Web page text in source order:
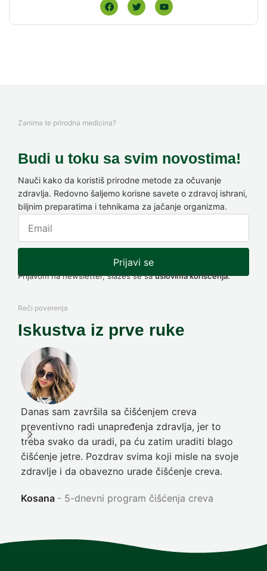
Zanima te prirodna medicina?
Budi u toku sa svim novostima!
Nauči kako da koristiš prirodne metode za očuvanje
zdravlja. Redovno šaljemo korisne savete o zdravoj ishrani,
biljnim preparatima i tehnikama za jačanje organizma.
Prijavi se
Prijavom na newsletter, slažeš se sauslovima korišćenja.
Reči poverenja
Iskustva iz prve ruke
Danas sam završila sa čišćenjem creva
preventivno radi unapređenja zdravlja, jer to
treba svako da uradi, pa ću zatim uraditi blago
čišćenje jetre. Pozdrav svima koji misle na svoje
zdravlje i da obavezno urade čišćenje creva.
Kosana 5-dnevni program čišćenja creva